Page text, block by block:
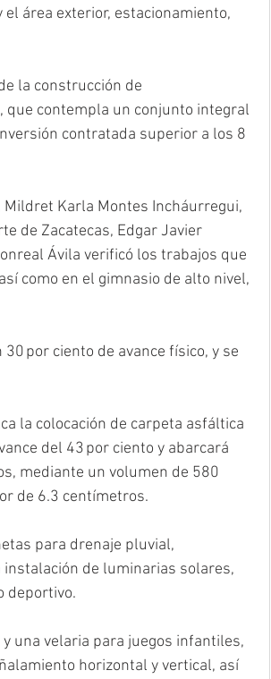
área exterior, estacionamiento,
la construcción de
contempla un conjunto integral
contratada superior a los 8
Karla Montes Incháurregui,
de Zacatecas, Edgar Javier
Ávila verificó los trabajos que
como en el gimnasio de alto nivel,
por ciento de avance físico, y se
la colocación de carpeta asfáltica
del 43 por ciento y abarcará
mediante un volumen de 580
de 6.3 centímetros.
para drenaje pluvial,
de luminarias solares,
deportivo.
una velaria para juegos infantiles,
horizontal y vertical, así